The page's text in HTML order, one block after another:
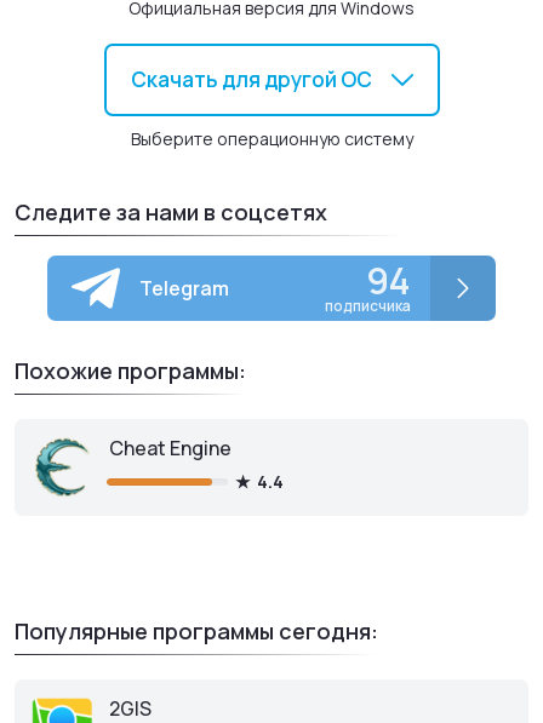
понижают производительность игры;
Автоматическое обновление драйверов.
Официальная версия для Windows
Скачать для другой ОС
Выберите операционную систему
Следите за нами в соцсетях
Telegram 94
подписчика
Похожие программы:
Cheat Engine
4.4
Популярные программы сегодня:
2GIS